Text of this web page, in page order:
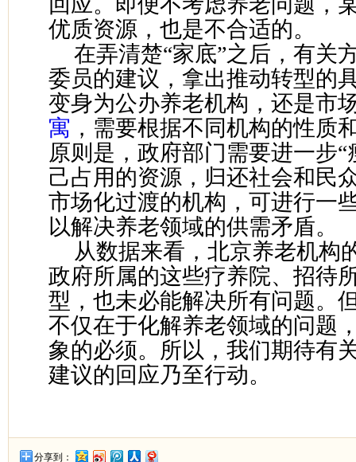
优质资源，也是不合适的。
在弄清楚“家底”之后，有关
委员的建议，拿出推动转型的
变身为公办养老机构，还是市
寓 ，需要根据不同机构的性质
原则是，政府部门需要进一步“
己占用的资源，归还社会和民
市场化过渡的机构，可进行一
以解决养老领域的供需矛盾。
从数据来看，北京养老机构
政府所属的这些疗养院、招待
型，也未必能解决所有问题。
不仅在于化解养老领域的问题
象的必须。所以，我们期待有
建议的回应乃至行动。
分享到：